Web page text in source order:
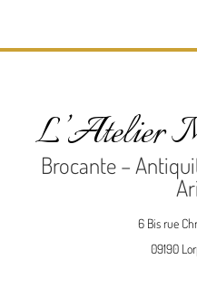
L’Atelier
Brocante –
6 Bis rue
09190